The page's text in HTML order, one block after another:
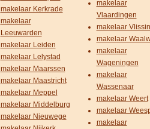
makelaar Kerkrade
makelaar
Leeuwarden
makelaar Leiden
makelaar Lelystad
makelaar Maarssen
makelaar Maastricht
makelaar Meppel
makelaar Middelburg
makelaar Nieuwege
makelaar
Vlaardingen
makelaar
makelaar
makelaar
Wageningen
makelaar
Wassenaar
makelaar Weert
makelaar
makelaar